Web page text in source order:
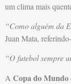
um clima mais
“Como alguém da
Juan Mata,
“O futebol sempre
A Copa do Mundo